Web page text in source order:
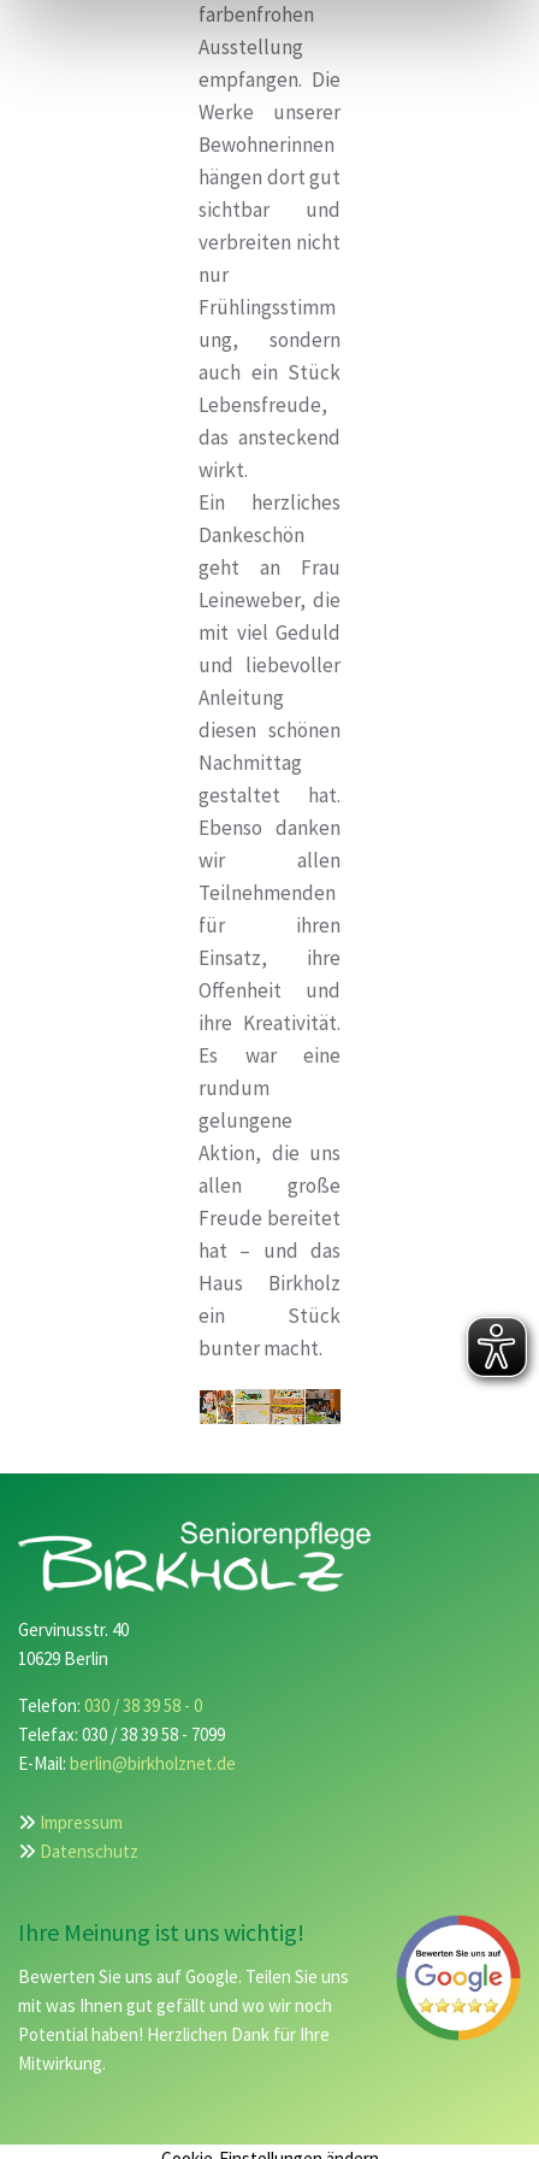
farbenfrohen
Ausstellung
empfangen. Die
Werke unserer
Bewohnerinnen
hängen dort gut
sichtbar und
verbreiten nicht
nur
Frühlingsstimm
ung, sondern
auch ein Stück
Lebensfreude,
das ansteckend
wirkt.
Ein herzliches
Dankeschön
geht an Frau
Leineweber, die
mit viel Geduld
und liebevoller
Anleitung
diesen schönen
Nachmittag
gestaltet hat.
Ebenso danken
wir allen
Teilnehmenden
für ihren
Einsatz, ihre
Offenheit und
ihre Kreativität.
Es war eine
rundum
gelungene
Aktion, die uns
allen große
Freude bereitet
hat – und das
Haus Birkholz
ein Stück
bunter macht.
Gervinusstr. 40
10629 Berlin
Telefon: 030 / 38 39 58 - 0
Telefax: 030 / 38 39 58 - 7099
E-Mail: berlin@birkholznet.de
 Impressum
 Datenschutz
Ihre Meinung ist uns wichtig!
Bewerten Sie uns auf Google. Teilen Sie uns
mit was Ihnen gut gefällt und wo wir noch
Potential haben! Herzlichen Dank für Ihre
Mitwirkung.